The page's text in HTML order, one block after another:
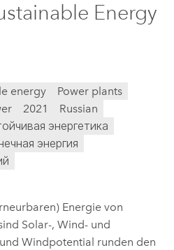
Energy
energy
Power plants
2021 Russian
энергетика
энергия
Energie von
Solar-, Wind- und
Windpotential runden den